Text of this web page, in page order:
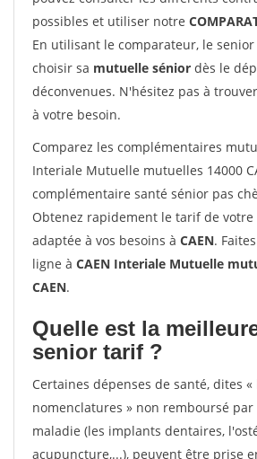
possibles et utiliser notre
En utilisant le comparateur, le
choisir sa mutuelle sénior dès le
déconvenues. N'hésitez pas à
à votre besoin.
Comparez les complémentaires
Interiale Mutuelle mutuelles 14000
complémentaire santé sénior pas
Obtenez rapidement le tarif de
adaptée à vos besoins à CAEN.
ligne à CAEN Interiale Mutuelle
CAEN.
Quelle est la
senior tarif ?
Certaines dépenses de santé, dites «
nomenclatures » non remboursé par
maladie (les implants dentaires,
acupuncture,...), peuvent être prise